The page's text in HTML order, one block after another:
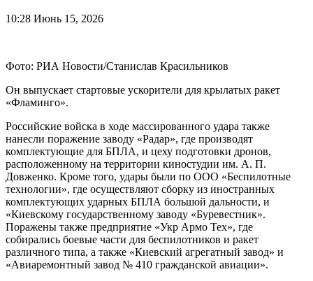
10:28 Июнь 15, 2026
Фото: РИА Новости/Станислав Красильников
Он выпускает стартовые ускорители для крылатых ракет
«Фламинго».
Российские войска в ходе массированного удара также
нанесли поражение заводу «Радар», где производят
комплектующие для БПЛА, и цеху подготовки дронов,
расположенному на территории киностудии им. А. П.
Довженко. Кроме того, удары были по ООО «Беспилотные
технологии», где осуществляют сборку из иностранных
комплектующих ударных БПЛА большой дальности, и
«Киевскому государственному заводу «Буревестник».
Поражены также предприятие «Укр Армо Тех», где
собирались боевые части для беспилотников и ракет
различного типа, а также «Киевский агрегатный завод» и
«Авиаремонтный завод № 410 гражданской авиации».